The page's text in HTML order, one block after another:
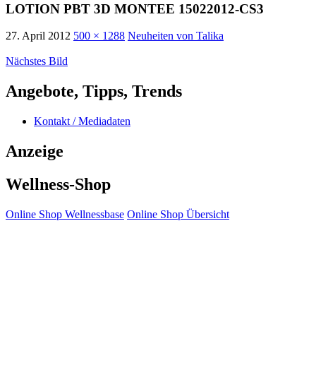
LOTION PBT 3D MONTEE 15022012-CS3
27. April 2012 500 × 1288 Neuheiten von Talika
Nächstes Bild
Angebote, Tipps, Trends
Kontakt / Mediadaten
Anzeige
Wellness-Shop
Online Shop Wellnessbase Online Shop Übersicht